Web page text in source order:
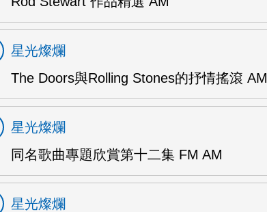
星光燦爛
The Doors與Rolling Stones的抒情搖滾 AM
星光燦爛
同名歌曲專題欣賞第十二集 FM AM
星光燦爛